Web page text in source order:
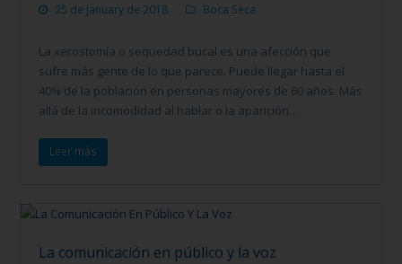
25 de January de 2018 Boca Seca
La xerostomía o sequedad bucal es una afección que
sufre más gente de lo que parece. Puede llegar hasta el
40% de la población en personas mayores de 60 años. Más
allá de la incomodidad al hablar o la aparición…
Leer más
La comunicación en público y la voz